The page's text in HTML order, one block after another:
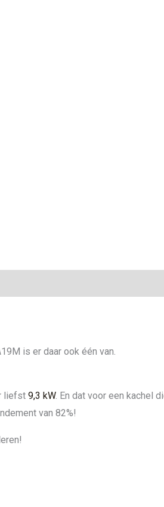
is er daar ook één van.
liefst 9,3 kW. En dat voor een kachel
van 82%!